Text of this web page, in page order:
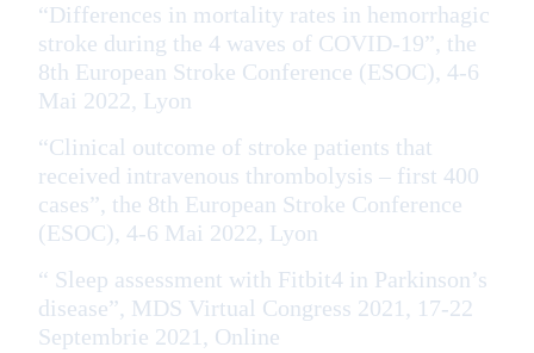
“Differences in mortality rates in hemorrhagic
stroke during the 4 waves of COVID-19”, the
8th European Stroke Conference (ESOC), 4-6
Mai 2022, Lyon
“Clinical outcome of stroke patients that
received intravenous thrombolysis – first 400
cases”, the 8th European Stroke Conference
(ESOC), 4-6 Mai 2022, Lyon
“ Sleep assessment with Fitbit4 in Parkinson’s
disease”, MDS Virtual Congress 2021, 17-22
Septembrie 2021, Online